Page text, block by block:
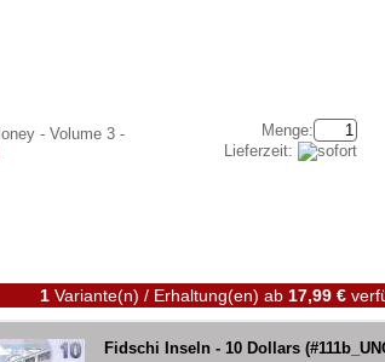
- Volume 3 -
Menge:
Lieferzeit:
1Variante(n) / Erhaltung(en) ab 17,99 €
Fidschi Inseln - 10 Dollars